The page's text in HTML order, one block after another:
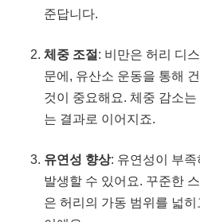
준답니다.
체중 조절: 비만은 허리 디
문에, 유산소 운동을 통해
것이 중요해요. 체중 감소
는 결과로 이어지죠.
유연성 향상: 유연성이 부
발생할 수 있어요. 꾸준한
은 허리의 가동 범위를 넓